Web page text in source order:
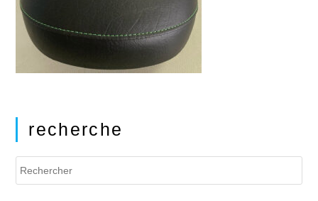
recherche